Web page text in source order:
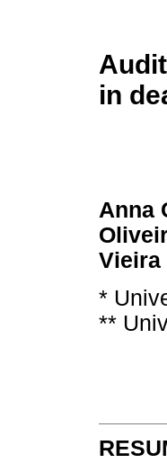
in
Anna
Vieira
*
**